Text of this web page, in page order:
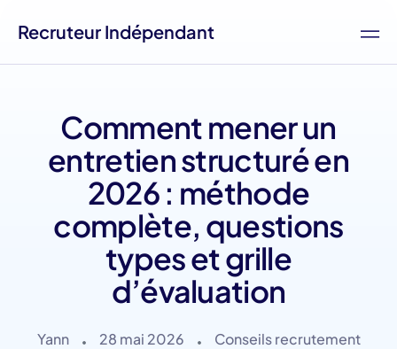
Recruteur Indépendant
Comment mener un
entretien structuré en
2026 : méthode
complète, questions
types et grille
d’évaluation
Yann 28 mai 2026 Conseils recrutement